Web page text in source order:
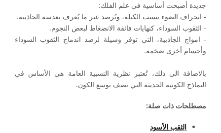
جديدة أصبحت أساسية في علم الفلك:
- انحراف الضوء بسبب الكتلة، ويُرصد عبر ما يُعرف بعدسة الجاذبية.
- الثقوب السوداء، كنهايات فائقة الانضغاط لبعض النجوم.
- امواج الجاذبية، التي توفر وسيلة لرصد اندماج الثقوب السوداء
وأجسام أخرى ضخمة.
بالاضافة الى ذلك، تُعتبر نظرية النسبية العامة هي الأساس في
النماذج الكونية الحديثة التي تصف توسع الكون.
مصطلحات ذات صلة:
الثقب الأسود